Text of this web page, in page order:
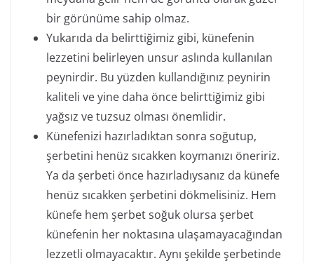
bir görünüme sahip olmaz.
Yukarıda da belirttiğimiz gibi, künefenin
lezzetini belirleyen unsur aslında kullanılan
peynirdir. Bu yüzden kullandığınız peynirin
kaliteli ve yine daha önce belirttiğimiz gibi
yağsız ve tuzsuz olması önemlidir.
Künefenizi hazırladıktan sonra soğutup,
şerbetini henüz sıcakken koymanızı öneririz.
Ya da şerbeti önce hazırladıysanız da künefe
henüz sıcakken şerbetini dökmelisiniz. Hem
künefe hem şerbet soğuk olursa şerbet
künefenin her noktasına ulaşamayacağından
lezzetli olmayacaktır. Aynı şekilde şerbetinde